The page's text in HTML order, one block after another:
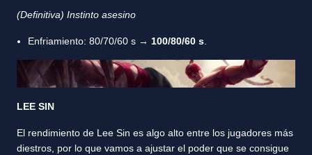
(Definitiva) Instinto asesino
Enfriamiento: 80/70/60 s → 100/80/60 s
LEE SIN
El rendimiento de Lee Sin es algo alto entre los jugadores más
diestros, por lo que vamos a ajustar el poder que se consigue